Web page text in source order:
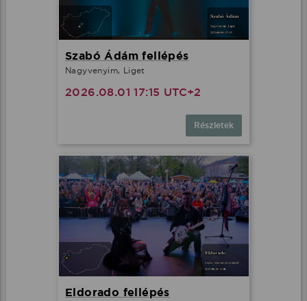
Szabó Ádám fellépés
Nagyvenyim, Liget
2026.08.01 17:15 UTC+2
Részletek
Eldorado fellépés